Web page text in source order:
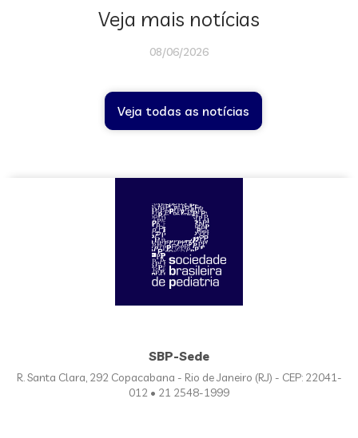
Veja mais notícias
08/06/2026
Veja todas as notícias
SBP-Sede
R. Santa Clara, 292 Copacabana - Rio de Janeiro (RJ) - CEP: 22041-
012 • 21 2548-1999